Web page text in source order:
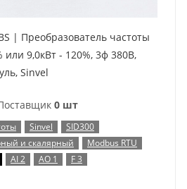
| Преобразователь частоты
или 9,0кВт - 120%, 3ф 380В,
Sinvel
0 шт
Sinvel
SID300
и скалярный
Modbus RTU
AI 2 AO 1
F 3